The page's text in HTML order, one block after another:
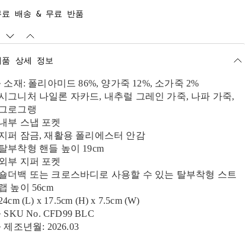
료 배송 & 무료 반품
품 상세 정보
소재: 폴리아미드 86%, 양가죽 12%, 소가죽 2%
그니처 나일론 자카드, 내추럴 그레인 가죽, 나파 가죽,
그로그랭
부 스냅 포켓
퍼 잠금, 재활용 폴리에스터 안감
부착형 핸들 높이 19cm
부 지퍼 포켓
더백 또는 크로스바디로 사용할 수 있는 탈부착형 스트
높이 56cm
(L) x 17.5cm (H) x 7.5cm (W)
SKU No. CFD99 BLC
제조년월: 2026.03